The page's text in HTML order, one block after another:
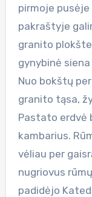
pirmoje
pakraštyje
granito
gynybinė
Nuo bokštų
granito tąsa,
Pastato erdvė
kambarius.
vėliau per
nugriovus
padidėjo